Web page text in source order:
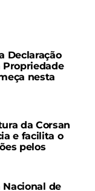
Declaração
Propriedade
nesta
da Corsan
e facilita o
pelos
Nacional de